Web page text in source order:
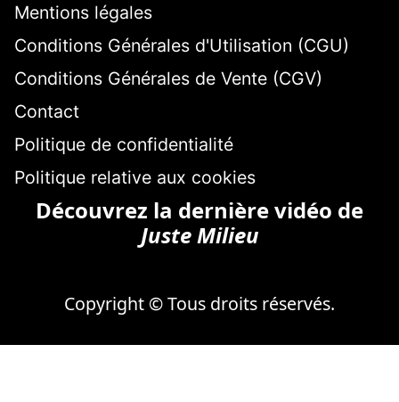
Mentions légales
Conditions Générales d'Utilisation (CGU)
Conditions Générales de Vente (CGV)
Contact
Politique de confidentialité
Politique relative aux cookies
Découvrez la dernière vidéo de
Juste Milieu
Copyright © Tous droits réservés.